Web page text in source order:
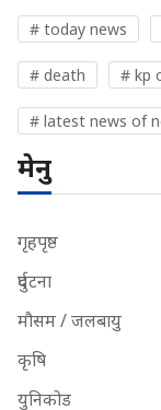
# today news
# death # kp
# latest news of
मेनु
गृहपृष्ठ
दुर्घटना
मौसम / जलबायु
कृषि
युनिकोड